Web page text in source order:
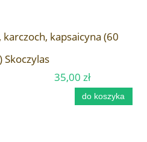
kapsaicyna (60
Skoczylas
35,00 zł
do koszyka